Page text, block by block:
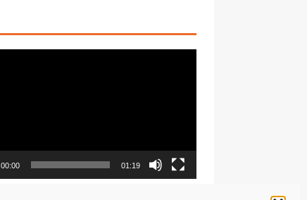
00:00 01:19